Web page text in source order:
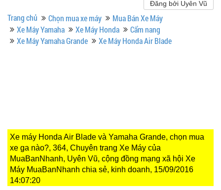
Đăng bởi Uyên Vũ
Trang chủ Chọn mua xe máy
Mua Bán Xe Máy
Xe Máy Yamaha
Xe Máy Honda
Cẩm nang
Xe Máy Yamaha Grande
Xe Máy Honda Air Blade
Xe máy Honda Air Blade và Yamaha Grande, chọn mua
xe ga nào?, 364, Chuyên trang Xe Máy của
MuaBanNhanh, Uyên Vũ, cộng đồng mạng xã hội Xe
Máy MuaBanNhanh chia sẻ, kinh doanh, 15/09/2016
14:07:20